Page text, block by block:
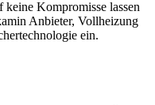
Kompromisse lassen
Anbieter, Vollheizung
ein.